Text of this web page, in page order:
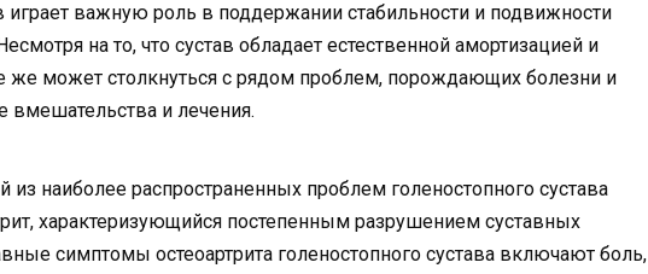
играет важную роль в поддержании стабильности и подвижности
на то, что сустав обладает естественной амортизацией и
же может столкнуться с рядом проблем, порождающих болезни и
и лечения.
из наиболее распространенных проблем голеностопного сустава
характеризующийся постепенным разрушением суставных
симптомы остеоартрита голеностопного сустава включают боль,